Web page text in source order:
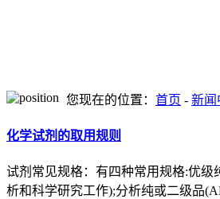
您现在的位置： 首页 - 新闻
化学试剂的取用规则
试剂常见规格：有四种常用规格:优级
析和科学研究工作);分析纯或二级品